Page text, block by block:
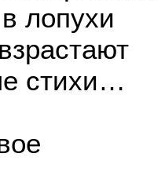
лопухи
стихи…